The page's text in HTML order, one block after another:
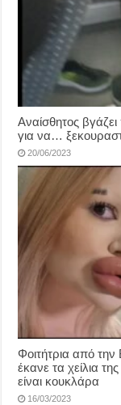
Αναίσθητος
για να…
20/06/2023
Φοιτήτρια από
έκανε τα χείλια
είναι κουκλάρα
16/03/2023